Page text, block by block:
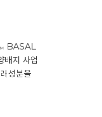
BASAL
배지 사업
성분을